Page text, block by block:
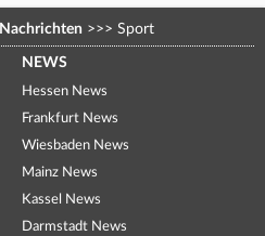
Nachrichten >>> Sport
NEWS
Hessen News
Frankfurt News
Wiesbaden News
Mainz News
Kassel News
Darmstadt News